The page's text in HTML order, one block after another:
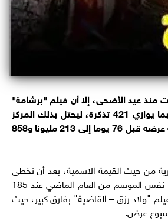
عيد الأضحى، إلا أن فيلم "برشامة"
لا يزال يضيف لرصيده يوميا إيرادات جديدة، حيث حقق أمس 65 ألف جنيه بما يوازي 421 تذكرة، ليحتل بذلك المركز
الخامس والأخير في منافسات شباك التذاكر، ويصل إجمالي ما حققه منذ بداية عرضه قبل 76 يوما إلى 213 مليونا و858
من حيث القيمة الاسمية، بعد أن تخطى
الرقم المسجل باسم فيلم "سيكو سيكو"، الذي توقفت إيراداته وقت عرضه في نفس الموسم من العام الماضي عند 185
القائمة فيلم "ولاد رزق – القاضية" بفارق كبير، حيث